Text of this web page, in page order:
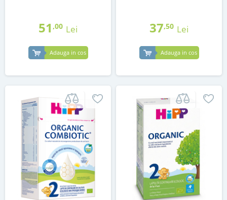
51 ,00 Lei
Adauga in cos
37,50 Lei
Adauga in cos